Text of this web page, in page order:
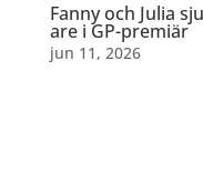
Fanny och Julia
are i GP-premiär
jun 11, 2026